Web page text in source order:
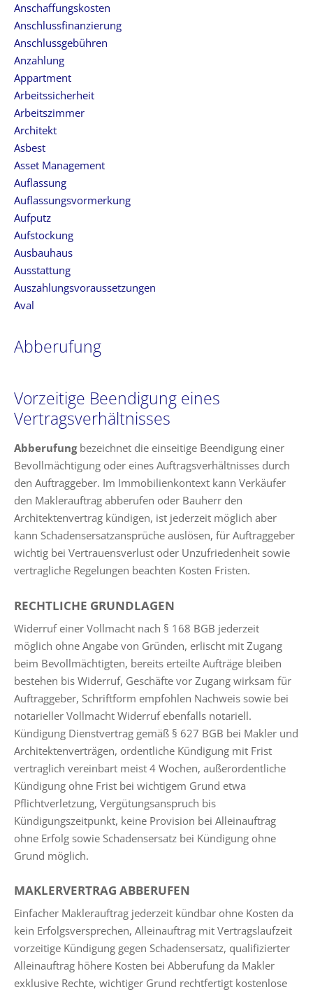
Anschaffungskosten
Anschlussfinanzierung
Anschlussgebühren
Anzahlung
Appartment
Arbeitssicherheit
Arbeitszimmer
Architekt
Asbest
Asset Management
Auflassung
Auflassungsvormerkung
Aufputz
Aufstockung
Ausbauhaus
Ausstattung
Auszahlungsvoraussetzungen
Aval
Abberufung
Vorzeitige Beendigung eines
Vertragsverhältnisses
Abberufungbezeichnet die einseitige Beendigung einer
Bevollmächtigung oder eines Auftragsverhältnisses durch
den Auftraggeber. Im Immobilienkontext kann Verkäufer
den Maklerauftrag abberufen oder Bauherr den
Architektenvertrag kündigen, ist jederzeit möglich aber
kann Schadensersatzansprüche auslösen, für Auftraggeber
wichtig bei Vertrauensverlust oder Unzufriedenheit sowie
vertragliche Regelungen beachten Kosten Fristen.
RECHTLICHE GRUNDLAGEN
Widerruf einer Vollmacht nach § 168 BGB jederzeit
möglich ohne Angabe von Gründen, erlischt mit Zugang
beim Bevollmächtigten, bereits erteilte Aufträge bleiben
bestehen bis Widerruf, Geschäfte vor Zugang wirksam für
Auftraggeber, Schriftform empfohlen Nachweis sowie bei
notarieller Vollmacht Widerruf ebenfalls notariell.
Kündigung Dienstvertrag gemäß § 627 BGB bei Makler und
Architektenverträgen, ordentliche Kündigung mit Frist
vertraglich vereinbart meist 4 Wochen, außerordentliche
Kündigung ohne Frist bei wichtigem Grund etwa
Pflichtverletzung, Vergütungsanspruch bis
Kündigungszeitpunkt, keine Provision bei Alleinauftrag
ohne Erfolg sowie Schadensersatz bei Kündigung ohne
Grund möglich.
MAKLERVERTRAG ABBERUFEN
Einfacher Maklerauftrag jederzeit kündbar ohne Kosten da
kein Erfolgsversprechen, Alleinauftrag mit Vertragslaufzeit
vorzeitige Kündigung gegen Schadensersatz, qualifizierter
Alleinauftrag höhere Kosten bei Abberufung da Makler
exklusive Rechte, wichtiger Grund rechtfertigt kostenlose